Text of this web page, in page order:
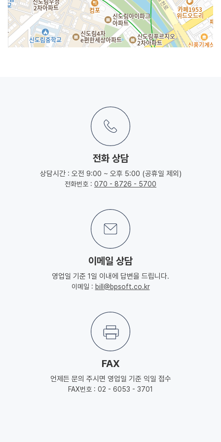
전화 상담
상담시간 : 오전 9:00 ~ 오후 5:00 (공휴일 제외)
전화번호 : 070 - 8726 - 5700
이메일 상담
영업일 기준 1일 이내에 답변을 드립니다.
이메일 : bill@bpsoft.co.kr
FAX
언제든 문의 주시면 영업일 기준 익일 접수
FAX번호 : 02 - 6053 - 3701